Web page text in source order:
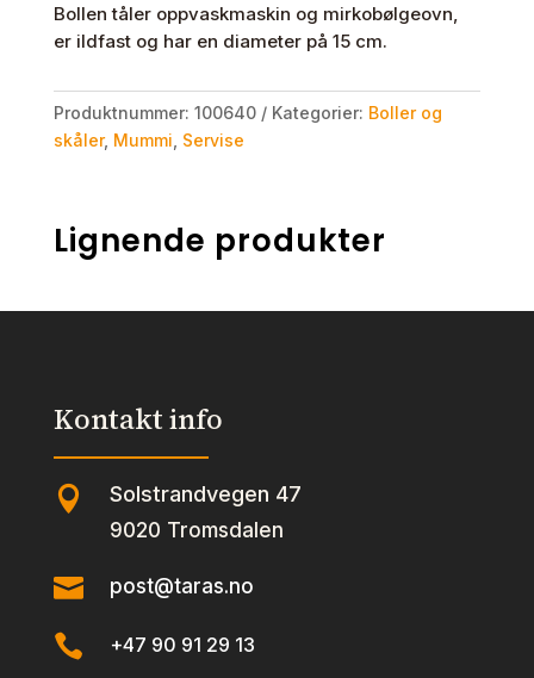
Bollen tåler oppvaskmaskin og mirkobølgeovn,
er ildfast og har en diameter på 15 cm.
Produktnummer: 100640 Kategorier: Boller og
skåler, Mummi Servise
Lignende produkter
Kontakt info
 Solstrandvegen 47
9020 Tromsdalen
 post@taras.no
 +47 90 91 29 13